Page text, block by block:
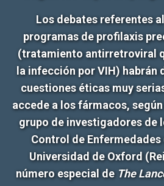
Los debates referentes
programas de profilaxis
(tratamiento antirretroviral
la infección por VIH) habrán
cuestiones éticas muy
accede a los fármacos,
grupo de investigadores de
Control de Enfermedades
Universidad de Oxford
número especial de The